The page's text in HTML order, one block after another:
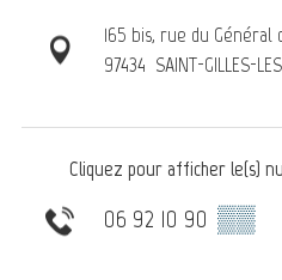
165 bis, rue du Général
97434 SAINT-GILLES-
Cliquez pour afficher le(s)
06 92 10 90 ▒▒